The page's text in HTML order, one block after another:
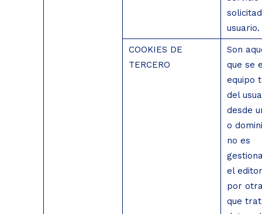
usuario.
COOKIES DE
TERCERO
Son
que se
equipo
del
desde
o
no es
el
por
que